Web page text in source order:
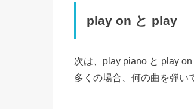
play on と play
次は、play piano と play
多くの場合、何の曲を弾い